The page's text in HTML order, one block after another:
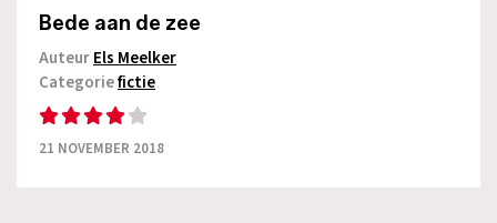
Bede aan de zee
AuteurEls Meelker
Categoriefictie
21 NOVEMBER 2018